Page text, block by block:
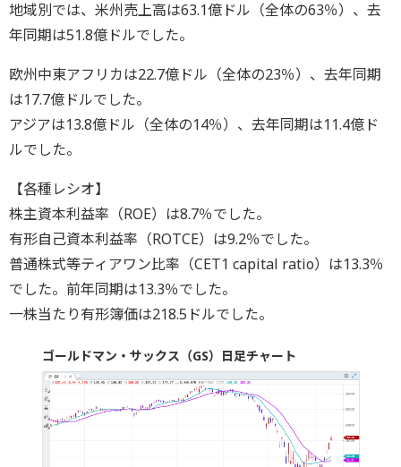
地域別では、米州売上高は63.1億ドル（全体の63％）、去
年同期は51.8億ドルでした。
欧州中東アフリカは22.7億ドル（全体の23％）、去年同期
は17.7億ドルでした。
アジアは13.8億ドル（全体の14％）、去年同期は11.4億ド
ルでした。
【各種レシオ】
株主資本利益率（ROE）は8.7％でした。
有形自己資本利益率（ROTCE）は9.2％でした。
普通株式等ティアワン比率（CET1 capital ratio）は13.3％
でした。前年同期は13.3％でした。
一株当たり有形簿価は218.5ドルでした。
ゴールドマン・サックス（GS）日足チャート